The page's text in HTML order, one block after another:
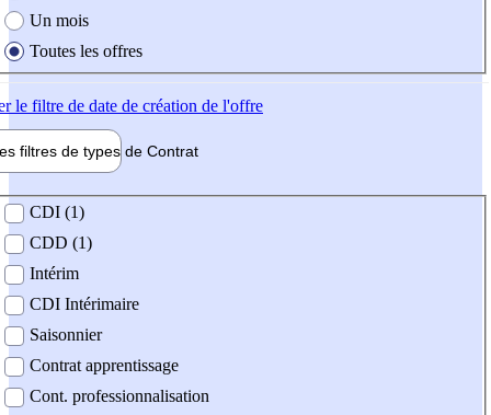
Un mois
Toutes les offres
le filtre de date de création de l'offre
filtres de types de Contrat
contrat
CDI (1)
CDD (1)
Intérim
CDI Intérimaire
Saisonnier
Contrat apprentissage
Cont. professionnalisation